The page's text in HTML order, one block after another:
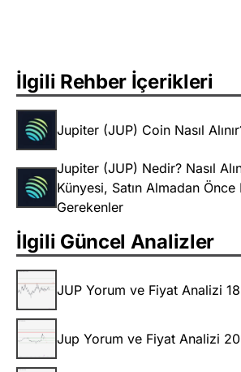
İlgili Rehber İçerikleri
Jupiter (JUP) Coin Nasıl
Jupiter (JUP) Nedir? Nasıl
Künyesi, Satın Almadan Önce
Gerekenler
İlgili Güncel Analizler
JUP Yorum ve Fiyat Analizi
Jup Yorum ve Fiyat Analizi